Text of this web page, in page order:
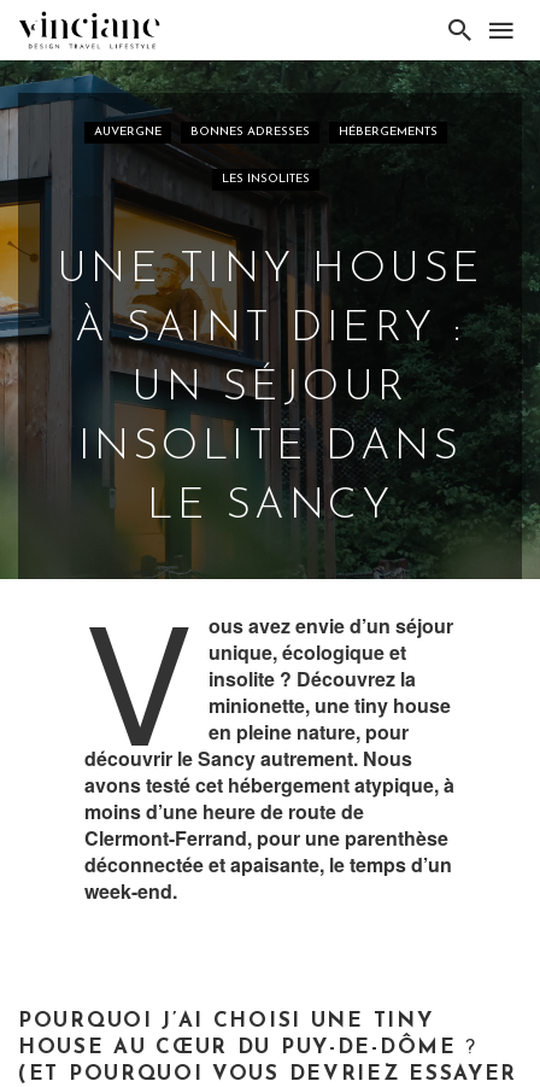
AUVERGNE BONNES ADRESSES HÉBERGEMENTS
LES INSOLITES
UNE TINY HOUSE
À SAINT DIERY :
UN SÉJOUR
INSOLITE DANS
LE SANCY
V
ous avez envie d’un séjour
unique, écologique et
insolite ? Découvrez la
minionette, une tiny house
en pleine nature, pour
découvrir le Sancy autrement. Nous
avons testé cet hébergement atypique, à
moins d’une heure de route de
Clermont-Ferrand, pour une parenthèse
déconnectée et apaisante, le temps d’un
week-end.
POURQUOI J’AI CHOISI UNE TINY
HOUSE AU CŒUR DU PUY-DE-DÔME?
(ET POURQUOI VOUS DEVRIEZ ESSAYER